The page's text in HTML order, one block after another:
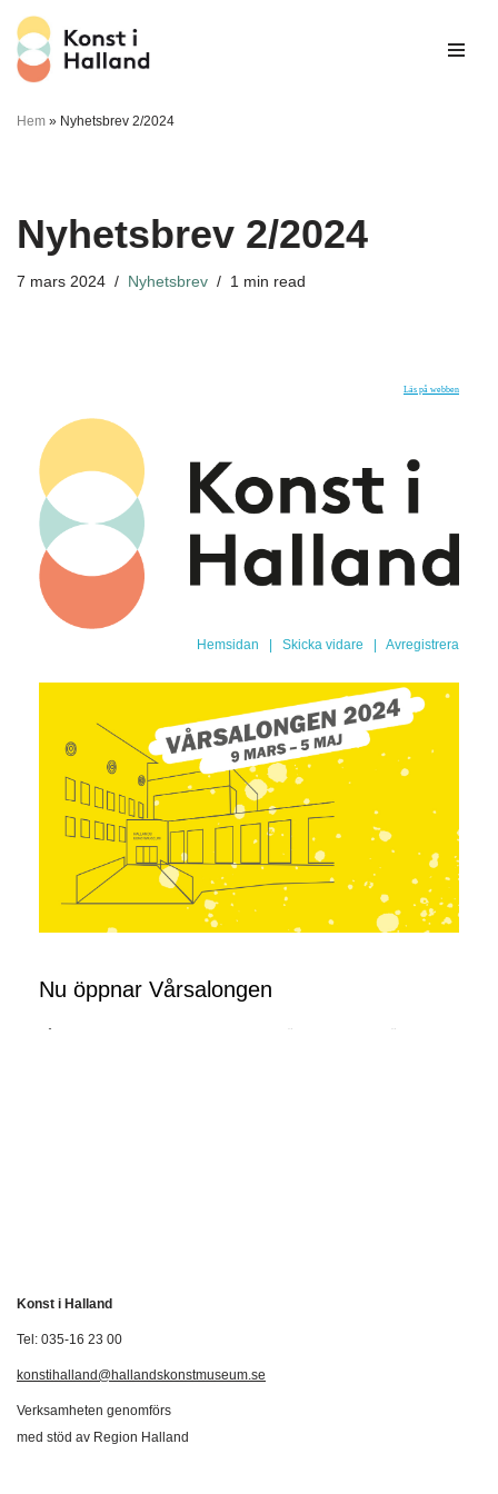
Hoppa
till
innehåll
Hem » Nyhetsbrev 2/2024
Nyhetsbrev 2/2024
7 mars 2024 Nyhetsbrev 1 min read
Konst i Halland
Tel: 035-16 23 00
konstihalland@hallandskonstmuseum.se
Verksamheten genomförs
med stöd av Region Halland